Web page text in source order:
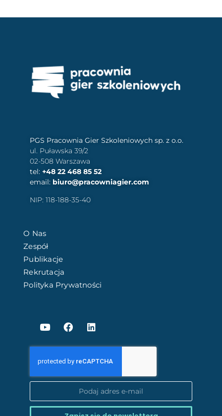
PGS Pracownia Gier Szkoleniowych sp. z o.o.
ul. Puławska 39/2
02-508 Warszawa
tel: +48 22 468 85 52
email: biuro@pracowniagier.com
NIP: 118-188-35-40
O Nas
Zespół
Publikacje
Rekrutacja
Polityka Prywatności